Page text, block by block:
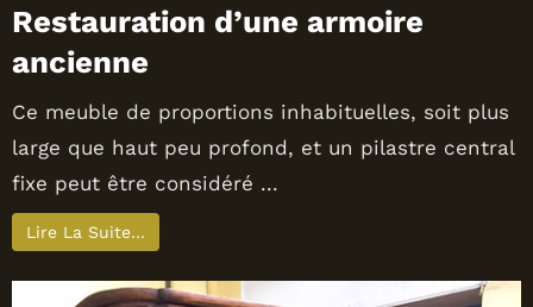
Restauration d’une armoire
ancienne
Ce meuble de proportions inhabituelles, soit plus
large que haut peu profond, et un pilastre central
fixe peut être considéré ...
Lire La Suite…